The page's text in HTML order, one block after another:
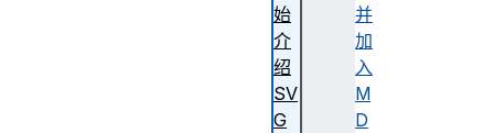
并
加
入
M
D
始
介
绍
SV
G